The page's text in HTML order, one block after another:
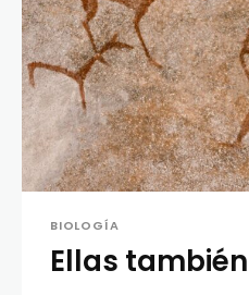
BIOLOGÍA
Ellas